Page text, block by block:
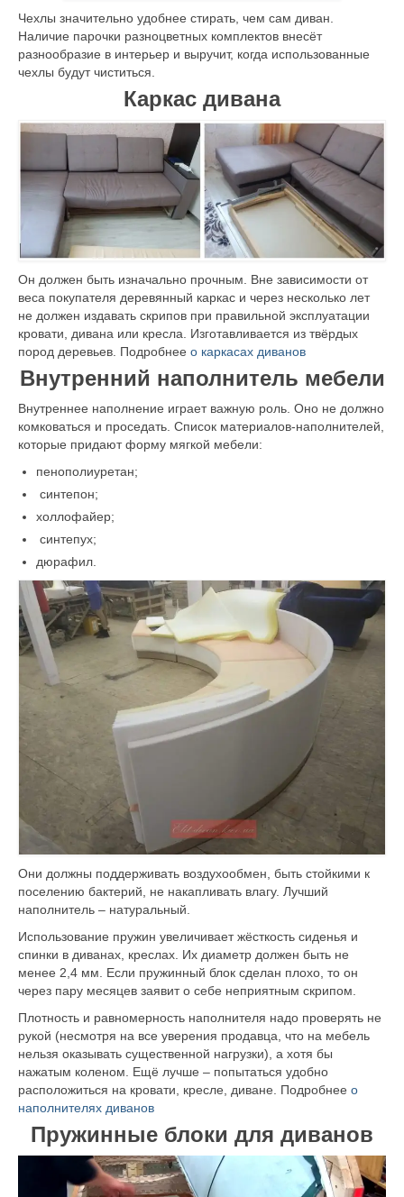
Чехлы значительно удобнее стирать, чем сам диван.
Наличие парочки разноцветных комплектов внесёт
разнообразие в интерьер и выручит, когда использованные
чехлы будут чиститься.
Каркас дивана
Он должен быть изначально прочным. Вне зависимости от
веса покупателя деревянный каркас и через несколько лет
не должен издавать скрипов при правильной эксплуатации
кровати, дивана или кресла. Изготавливается из твёрдых
пород деревьев. Подробнее о каркасах диванов
Внутренний наполнитель мебели
Внутреннее наполнение играет важную роль. Оно не должно
комковаться и проседать. Список материалов-наполнителей,
которые придают форму мягкой мебели:
пенополиуретан;
синтепон;
холлофайер;
синтепух;
дюрафил.
Они должны поддерживать воздухообмен, быть стойкими к
поселению бактерий, не накапливать влагу. Лучший
наполнитель – натуральный.
Использование пружин увеличивает жёсткость сиденья и
спинки в диванах, креслах. Их диаметр должен быть не
менее 2,4 мм. Если пружинный блок сделан плохо, то он
через пару месяцев заявит о себе неприятным скрипом.
Плотность и равномерность наполнителя надо проверять не
рукой (несмотря на все уверения продавца, что на мебель
нельзя оказывать существенной нагрузки), а хотя бы
нажатым коленом. Ещё лучше – попытаться удобно
расположиться на кровати, кресле, диване. Подробнее о
наполнителях диванов
Пружинные блоки для диванов